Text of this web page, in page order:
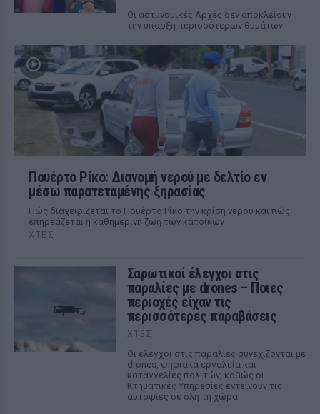
Οι αστυνομικές Αρχές δεν αποκλείουν
την ύπαρξη περισσότερων θυμάτων
Πουέρτο Ρίκο: Διανομή νερού με δελτίο εν
μέσω παρατεταμένης ξηρασίας
Πώς διαχειρίζεται το Πουέρτο Ρίκο την κρίση νερού και πώς
επηρεάζεται η καθημερινή ζωή των κατοίκων
ΧΤΕΣ
Σαρωτικοί έλεγχοι στις
παραλίες με drones – Ποιες
περιοχές είχαν τις
περισσότερες παραβάσεις
ΧΤΕΣ
Οι έλεγχοι στις παραλίες συνεχίζονται με
drones, ψηφιακά εργαλεία και
καταγγελίες πολιτών, καθώς οι
Κτηματικές Υπηρεσίες εντείνουν τις
αυτοψίες σε όλη τη χώρα